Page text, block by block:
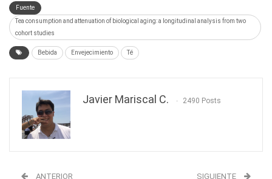
Fuente
Tea consumption and attenuation of biological aging: a longitudinal analysis from two
cohort studies
Bebida Envejecimiento Té
Javier Mariscal C. 2490 Posts
ANTERIOR SIGUIENTE